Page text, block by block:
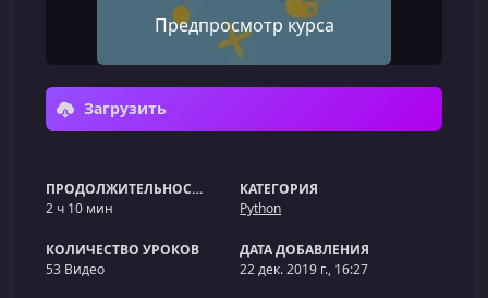
Предпросмотр курса
Загрузить
ПРОДОЛЖИТЕЛЬНОСТЬ
2 ч 10 мин
КАТЕГОРИЯ
Python
КОЛИЧЕСТВО УРОКОВ
53 Видео
ДАТА ДОБАВЛЕНИЯ
22 дек. 2019 г., 16:27